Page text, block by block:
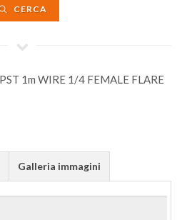
CERCA
Galleria immagini